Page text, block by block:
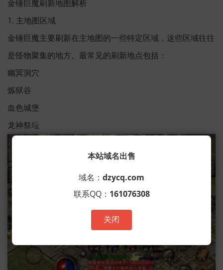
金锤巨魔刷新地图解析
1. 主地图区域
金锤巨魔主要刷新在主地图的一些特定区域，这些区域往往
是怪物聚集的地方。最常见的刷新地点包括：
幽冥洞穴
炼狱谷
血色城堡
龙神祭坛
本站域名出售
域名： dzycq.com
联系QQ： 161076308
关闭